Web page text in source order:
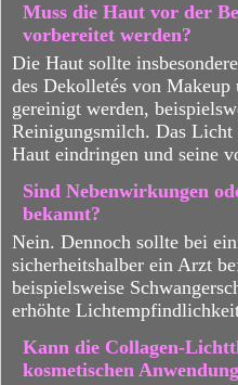
Muss die Haut vor der
vorbereitet werden?
Die Haut sollte
des Dekolletés von
gereinigt werden,
Reinigungsmilch. Das
Haut eindringen und seine
Sind Nebenwirkungen
bekannt?
Nein. Dennoch sollte bei
sicherheitshalber ein Arzt
beispielsweise
erhöhte
Kann die Collagen-
kosmetischen